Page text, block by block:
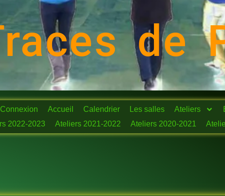
de
Connexion Accueil Calendrier Les salles Ateliers
2022-2023 Ateliers 2021-2022 Ateliers 2020-2021